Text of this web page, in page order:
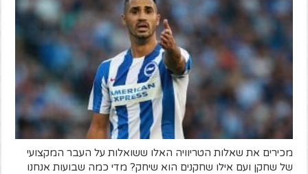
מכירים את שאלות הטריוויה האלו ששואלות על העבר המקצועי
של שחקן ועם אילו שחקנים הוא שיחק? מדי כמה שבועות אנחנו